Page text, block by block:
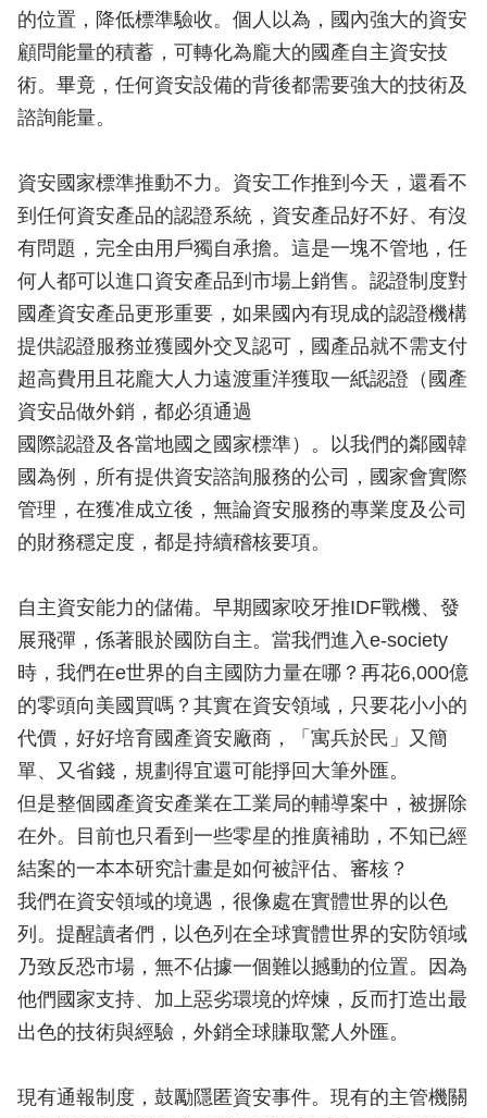
的位置，降低標準驗收。個人以為，國內強大的資安
顧問能量的積蓄，可轉化為龐大的國產自主資安技
術。畢竟，任何資安設備的背後都需要強大的技術及
諮詢能量。
資安國家標準推動不力。資安工作推到今天，還看不
到任何資安產品的認證系統，資安產品好不好、有沒
有問題，完全由用戶獨自承擔。這是一塊不管地，任
何人都可以進口資安產品到市場上銷售。認證制度對
國產資安產品更形重要，如果國內有現成的認證機構
提供認證服務並獲國外交叉認可，國產品就不需支付
超高費用且花龐大人力遠渡重洋獲取一紙認證（國產
資安品做外銷，都必須通過
國際認證及各當地國之國家標準）。以我們的鄰國韓
國為例，所有提供資安諮詢服務的公司，國家會實際
管理，在獲准成立後，無論資安服務的專業度及公司
的財務穩定度，都是持續稽核要項。
自主資安能力的儲備。早期國家咬牙推IDF戰機、發
展飛彈，係著眼於國防自主。當我們進入e-society
時，我們在e世界的自主國防力量在哪？再花6,000億
的零頭向美國買嗎？其實在資安領域，只要花小小的
代價，好好培育國產資安廠商，「寓兵於民」又簡
單、又省錢，規劃得宜還可能掙回大筆外匯。
但是整個國產資安產業在工業局的輔導案中，被摒除
在外。目前也只看到一些零星的推廣補助，不知已經
結案的一本本研究計畫是如何被評估、審核？
我們在資安領域的境遇，很像處在實體世界的以色
列。提醒讀者們，以色列在全球實體世界的安防領域
乃致反恐市場，無不佔據一個難以撼動的位置。因為
他們國家支持、加上惡劣環境的焠煉，反而打造出最
出色的技術與經驗，外銷全球賺取驚人外匯。
現有通報制度，鼓勵隱匿資安事件。現有的主管機關